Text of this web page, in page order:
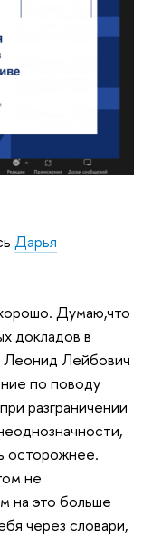
Дарья
Думаю,что
докладов в
Леонид Лейбович
по поводу
разграничении
осторожнее.
не
на это больше
через словари,